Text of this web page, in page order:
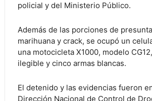
policial y del Ministerio Público.
Además de las porciones de
marihuana y crack, se ocupó un
una motocicleta X1000, modelo
ilegible y cinco armas blancas.
El detenido y las evidencias fueron
Dirección Nacional de Control de